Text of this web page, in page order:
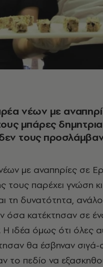
νέων με
μπάρες
τους
με αναπηρίες σε
τους παρέχει γνώση
τη δυνατότητα,
όσα κατέκτησαν σε
Η ιδέα όμως ότι όλες
θα έσβηναν
το πεδίο να